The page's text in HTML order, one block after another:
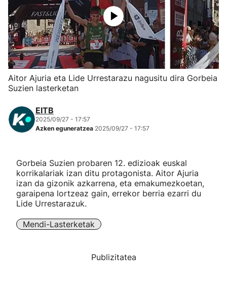
Herri-kirolak
Eskubaloia
Kirolak 360
Mendi-lasterketak
"Helmuga"
Aitor Ajuria eta Lide Urrestarazu nagusitu dira Gorbeia
Suzien lasterketan
EITB
2025/09/27 - 17:57
Azken eguneratzea 2025/09/27 - 17:57
Gorbeia Suzien probaren 12. edizioak euskal
korrikalariak izan ditu protagonista. Aitor Ajuria
izan da gizonik azkarrena, eta emakumezkoetan,
garaipena lortzeaz gain, errekor berria ezarri du
Lide Urrestarazuk.
Mendi-Lasterketak
Publizitatea